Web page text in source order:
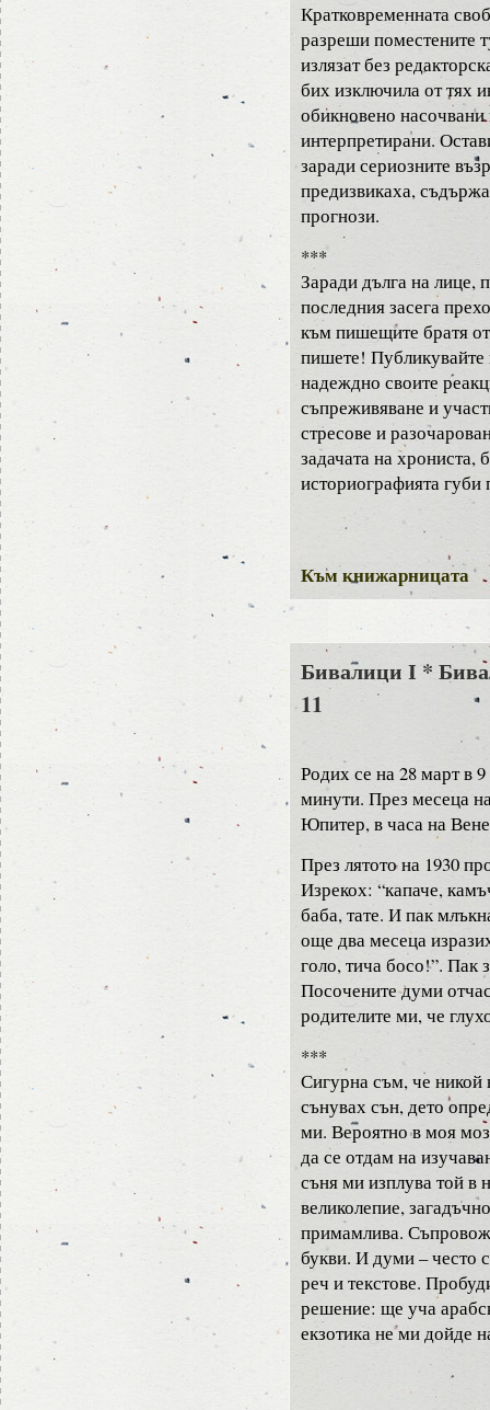
Кратковременната
разреши поместените
излязат без
бих изключила от тях
обикновено
интерпретирани.
заради сериозните
предизвикаха,
прогнози.
***
Заради дълга на лице,
последния засега
към пишещите братя
пишете! Публикувайте
надеждно своите
съпреживяване и
стресове и
задачата на хрониста,
историографията губи
Към книжарницата
Бивалици І *
11
Родих се на 28 март в 9
минути. През месеца
Юпитер, в часа на
През лятото на 1930
Изрекох: “капаче,
баба, тате. И пак
още два месеца
голо, тича босо!”. Пак
Посочените думи
родителите ми, че
***
Сигурна съм, че никой
сънувах сън, дето
ми. Вероятно в моя
да се отдам на
съня ми изплува той в
великолепие,
примамлива.
букви. И думи – често
реч и текстове.
решение: ще уча
екзотика не ми дойде